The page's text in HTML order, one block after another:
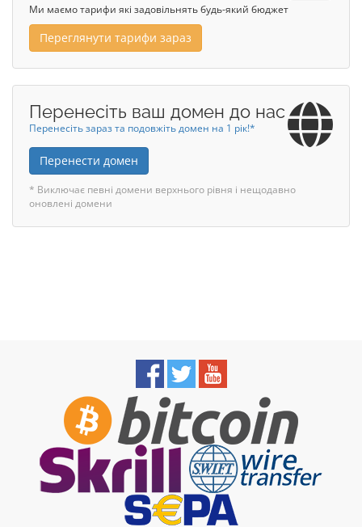
Ми маємо тарифи які задовільнять будь-який бюджет
Переглянути тарифи зараз
Перенесіть ваш домен до нас
Перенесіть зараз та подовжіть домен на 1 рік!*
Перенести домен
* Виключає певні домени верхнього рівня і нещодавно
оновлені домени